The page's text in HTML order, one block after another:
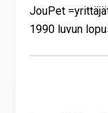
JouPet
1990 luvun